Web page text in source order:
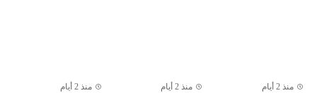
منذ 2 أيام منذ 2 أيام منذ 2 أيام